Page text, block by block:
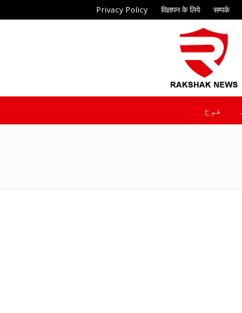
सम्पर्क
विज्ञापन के लिये
Privacy Policy
فوج